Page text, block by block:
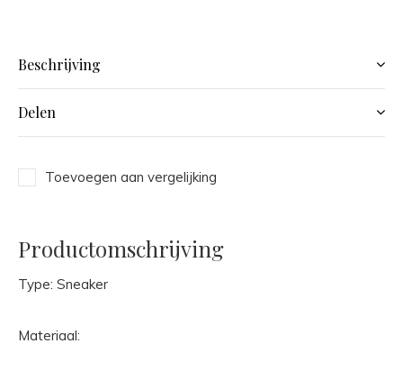
Beschrijving
Delen
Toevoegen aan vergelijking
Productomschrijving
Type: Sneaker
Materiaal: